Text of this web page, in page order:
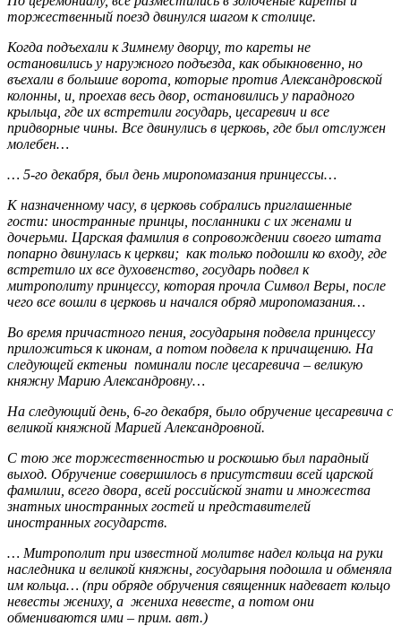
торжественный поезд двинулся шагом к столице.
Когда подъехали к Зимнему дворцу, то кареты не
остановились у наружного подъезда, как обыкновенно, но
въехали в большие ворота, которые против Александровской
колонны, и, проехав весь двор, остановились у парадного
крыльца, где их встретили государь, цесаревич и все
придворные чины. Все двинулись в церковь, где был отслужен
молебен…
… 5-го декабря, был день миропомазания принцессы…
К назначенному часу, в церковь собрались приглашенные
гости: иностранные принцы, посланники с их женами и
дочерьми. Царская фамилия в сопровождении своего штата
попарно двинулась к церкви; как только подошли ко входу, где
встретило их все духовенство, государь подвел к
митрополиту принцессу, которая прочла Символ Веры, после
чего все вошли в церковь и начался обряд миропомазания…
Во время причастного пения, государыня подвела принцессу
приложиться к иконам, а потом подвела к причащению. На
следующей ектеньи поминали после цесаревича – великую
княжну Марию Александровну…
На следующий день, 6-го декабря, было обручение цесаревича с
великой княжной Марией Александровной.
С тою же торжественностью и роскошью был парадный
выход. Обручение совершилось в присутствии всей царской
фамилии, всего двора, всей российской знати и множества
знатных иностранных гостей и представителей
иностранных государств.
… Митрополит при известной молитве надел кольца на руки
наследника и великой княжны, государыня подошла и обменяла
им кольца… (при обряде обручения священник надевает кольцо
невесты жениху, а жениха невесте, а потом они
обмениваются ими – прим. авт.)